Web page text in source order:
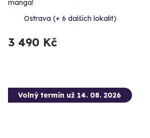
manga!
Ostrava (+ 6 dalších lokalit)
3 490 Kč
Volný termín už 14. 08. 2026